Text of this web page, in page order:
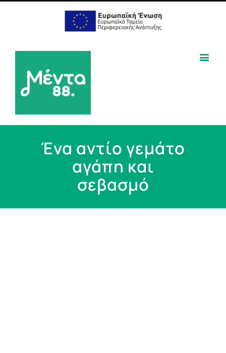
Ένα αντίο γεμάτο
αγάπη και
σεβασμό